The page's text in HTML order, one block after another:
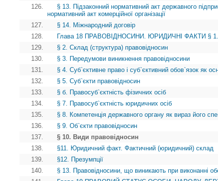
126.
§ 13. Підзаконний нормативний акт державного
нормативний акт комерційної організації
127.
§ 14. Міжнародний договір
128.
Глава 18 ПРАВОВІДНОСИНИ. ЮРИДИЧНІ ФАКТИ § 1.
129.
§ 2. Склад (структура) правовідносин
130.
§ 3. Передумови виникнення правовідносини
131.
§ 4. Суб`єктивне право і суб`єктивний обов`язок як
132.
§ 5. Суб`єкти правовідносин
133.
§ б. Правосуб`єктність фізичних осіб
134.
§ 7. Правосуб`єктність юридичних осіб
135.
§ 8. Компетенція державного органу як вираз його
136.
§ 9. Об`єкти правовідносин
137.
§ 10. Види правовідносин
138.
§11. Юридичний факт. Фактичний (юридичний) склад
139.
§12. Презумпції
140.
§ 13. Правовідносини, що виникають при виконанні